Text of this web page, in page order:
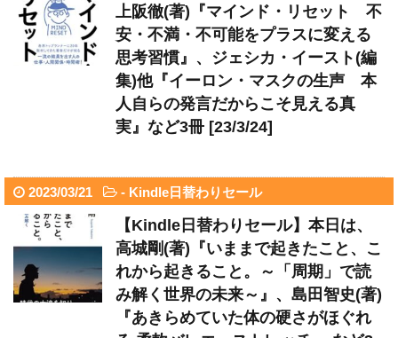
上阪徹(著)『マインド・リセット 不
安・不満・不可能をプラスに変える
思考習慣』、ジェシカ・イースト(編
集)他『イーロン・マスクの生声 本
人自らの発言だからこそ見える真
実』など3冊 [23/3/24]
2023/03/21 - Kindle日替わりセール
【Kindle日替わりセール】本日は、
高城剛(著)『いままで起きたこと、こ
れから起きること。～「周期」で読
み解く世界の未来～』、島田智史(著)
『あきらめていた体の硬さがほぐれ